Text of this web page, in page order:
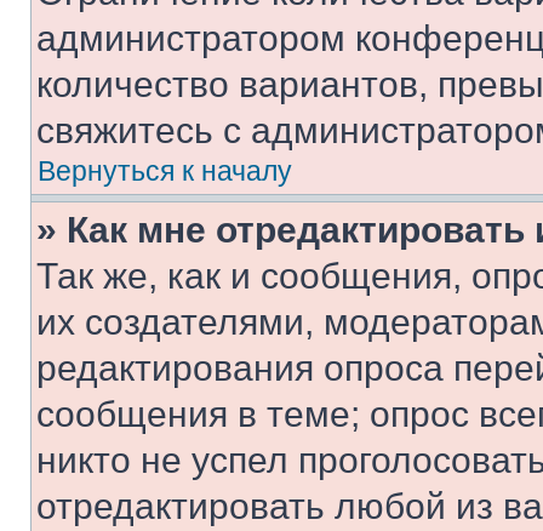
администратором
количество вариантов,
свяжитесь с
Вернуться к началу
» Как мне
Так же, как и сообщения,
их создателями,
редактирования опроса
сообщения в теме; опрос
никто не успел
отредактировать любой из